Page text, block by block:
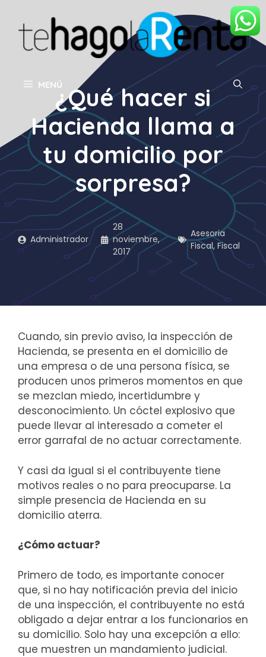
contenido
MENÚ¿Qué hacer si
Hacienda llama a
tu domicilio por
sorpresa?
Administrador
28
noviembre,
2017
Asesoria
Fiscal, Fiscal
Cuando, sin previo aviso, la inspección de
Hacienda, se presenta en el domicilio de
una empresa o de una persona física, se
producen unos primeros momentos en que
se mezclan miedo, incertidumbre y
desconocimiento. Un cóctel explosivo que
puede llevar al interesado a cometer el
error garrafal de no actuar correctamente.
Y casi da igual si el contribuyente tiene
motivos reales o no para preocuparse. La
simple presencia de Hacienda en su
domicilio aterra.
¿Cómo actuar?
Primero de todo, es importante conocer
que, si no hay notificación previa del inicio
de una inspección, el contribuyente no está
obligado a dejar entrar a los funcionarios en
su domicilio. Solo hay una excepción a ello:
que muestren un mandamiento judicial.